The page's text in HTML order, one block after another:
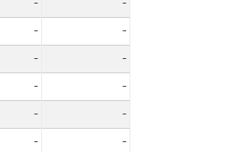
-
-
-
-
-
-
-
-
-
-